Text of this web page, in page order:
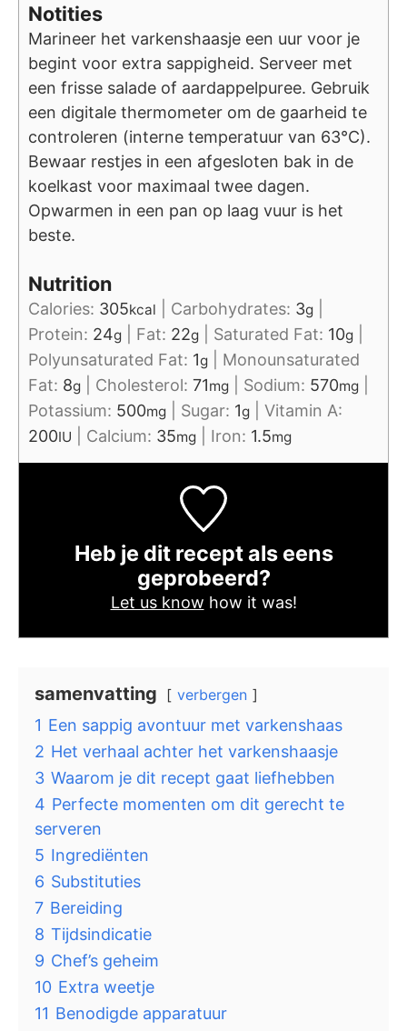
Notities
Marineer het varkenshaasje een uur voor je
begint voor extra sappigheid. Serveer met
een frisse salade of aardappelpuree. Gebruik
een digitale thermometer om de gaarheid te
controleren (interne temperatuur van 63°C).
Bewaar restjes in een afgesloten bak in de
koelkast voor maximaal twee dagen.
Opwarmen in een pan op laag vuur is het
beste.
Nutrition
Calories: 305kcal Carbohydrates: 3g
Protein: 24g Fat: 22g Saturated Fat: 10g
Polyunsaturated Fat: 1g
Monounsaturated
Fat: 8g Cholesterol: 71mg Sodium: 570mg
Potassium: 500mg Sugar: 1g
Vitamin A:
200IU Calcium: 35mg Iron: 1.5mg
Heb je dit recept als eens
geprobeerd?
Let us know how it was!
samenvatting verbergen
1 Een sappig avontuur met varkenshaas
2 Het verhaal achter het varkenshaasje
3 Waarom je dit recept gaat liefhebben
4 Perfecte momenten om dit gerecht te
serveren
5 Ingrediënten
6 Substituties
7 Bereiding
8 Tijdsindicatie
9 Chef’s geheim
10 Extra weetje
11 Benodigde apparatuur